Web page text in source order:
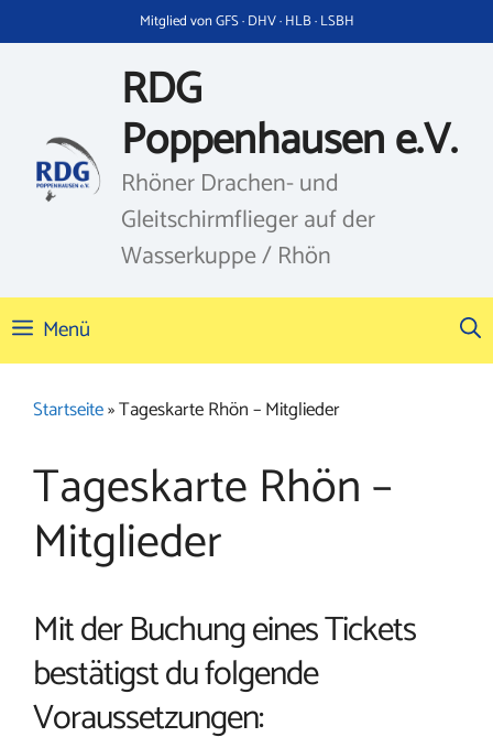
Inhalt
Mitglied von GFS · DHV · HLB · LSBH
RDG
Poppenhausen e.V.
Rhöner Drachen- und
Gleitschirmflieger auf der
Wasserkuppe / Rhön
Menü
Startseite»Tageskarte Rhön – Mitglieder
Tageskarte Rhön –
Mitglieder
Mit der Buchung eines Tickets
bestätigst du folgende
Voraussetzungen: